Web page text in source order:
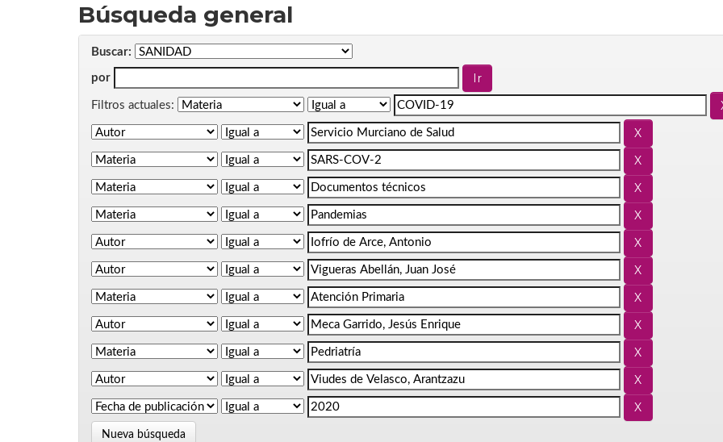
Búsqueda general
Buscar:
por
Filtros actuales:
Nueva búsqueda